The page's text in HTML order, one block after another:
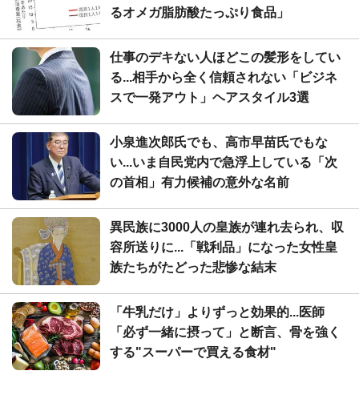
るオメガ脂肪酸たっぷり食品」
仕事のデキない人ほどこの髪形をしてい
る...相手から全く信頼されない「ビジネ
スで一発アウト」ヘアスタイル3選
小泉進次郎氏でも、高市早苗氏でもな
い...いま自民党内で急浮上している「次
の首相」有力候補の意外な名前
異民族に3000人の皇族が連れ去られ、収
容所送りに...「戦利品」になった女性皇
族たちがたどった悲惨な結末
「牛乳だけ」よりずっと効果的...医師
「必ず一緒に摂って」と断言、骨を強く
する"スーパーで買える食材"